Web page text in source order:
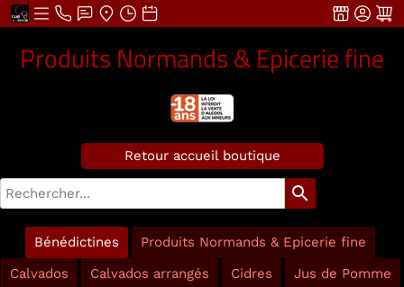
Produits Normands & Epicerie fine
Retour accueil boutique
search
Bénédictines
Produits Normands & Epicerie fine
Calvados
Calvados arrangés Cidres
Jus de Pomme